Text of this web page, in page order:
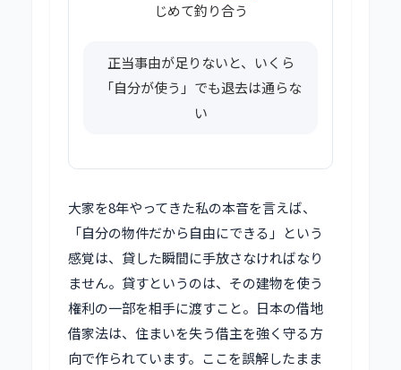
じめて釣り合う
正当事由が足りないと、いくら
「自分が使う」でも退去は通らな
い
大家を8年やってきた私の本音を言えば、
「自分の物件だから自由にできる」という
感覚は、貸した瞬間に手放さなければなり
ません。貸すというのは、その建物を使う
権利の一部を相手に渡すこと。日本の借地
借家法は、住まいを失う借主を強く守る方
向で作られています。ここを誤解したまま